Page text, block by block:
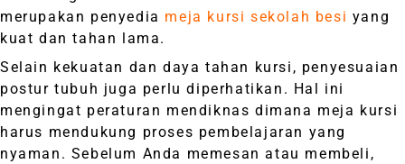
merupakan penyedia meja kursi sekolah besi yang
kuat dan tahan lama.
Selain kekuatan dan daya tahan kursi, penyesuaian
postur tubuh juga perlu diperhatikan. Hal ini
mengingat peraturan mendiknas dimana meja kursi
harus mendukung proses pembelajaran yang
nyaman. Sebelum Anda memesan atau membeli,